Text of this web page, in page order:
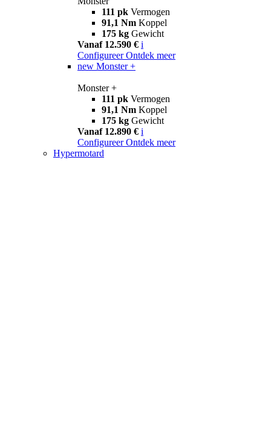
111 pk Vermogen
91,1 Nm Koppel
175 kg Gewicht
Vanaf 12.590 € i
Configureer Ontdek meer
new Monster +
Monster +
111 pk Vermogen
91,1 Nm Koppel
175 kg Gewicht
Vanaf 12.890 € i
Configureer Ontdek meer
Hypermotard